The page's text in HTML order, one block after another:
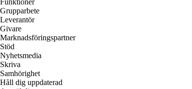
Funktioner
Grupparbete
Leverantör
Givare
Marknadsföringspartner
Stöd
Nyhetsmedia
Skriva
Samhörighet
Håll dig uppdaterad